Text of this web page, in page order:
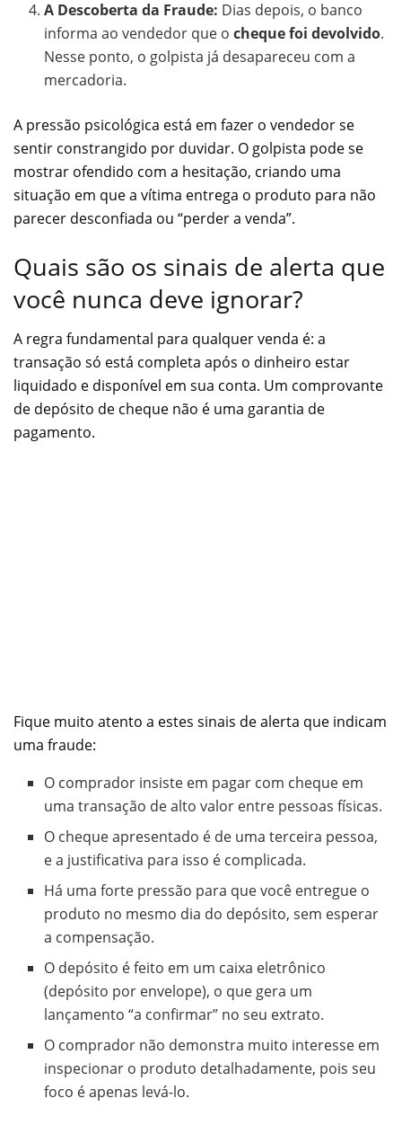
A Descoberta da Fraude: Dias depois, o banco
informa ao vendedor que ocheque foi devolvido.
Nesse ponto, o golpista já desapareceu com a
mercadoria.
A pressão psicológica está em fazer o vendedor se
sentir constrangido por duvidar. O golpista pode se
mostrar ofendido com a hesitação, criando uma
situação em que a vítima entrega o produto para não
parecer desconfiada ou “perder a venda”.
Quais são os sinais de alerta que
você nunca deve ignorar?
A regra fundamental para qualquer venda é: a
transação só está completa após o dinheiro estar
liquidado e disponível em sua conta. Um comprovante
de depósito de cheque não é uma garantia de
pagamento.
Fique muito atento a estes sinais de alerta que indicam
uma fraude:
O comprador insiste em pagar com cheque em
uma transação de alto valor entre pessoas físicas.
O cheque apresentado é de uma terceira pessoa,
e a justificativa para isso é complicada.
Há uma forte pressão para que você entregue o
produto no mesmo dia do depósito, sem esperar
a compensação.
O depósito é feito em um caixa eletrônico
(depósito por envelope), o que gera um
lançamento “a confirmar” no seu extrato.
O comprador não demonstra muito interesse em
inspecionar o produto detalhadamente, pois seu
foco é apenas levá-lo.